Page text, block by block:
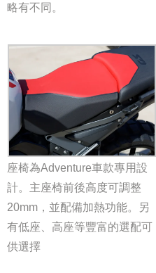
略有不同。
座椅為Adventure車款專用設
計。主座椅前後高度可調整
20mm，並配備加熱功能。另
有低座、高座等豐富的選配可
供選擇